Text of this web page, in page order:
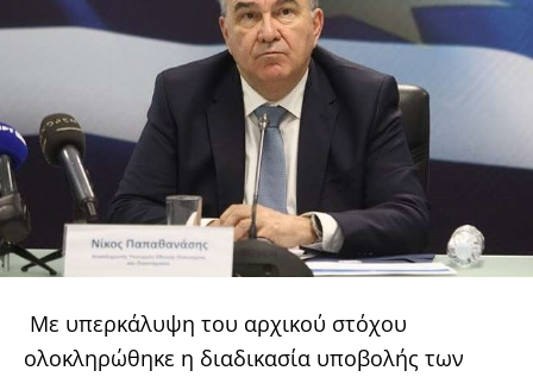
Με υπερκάλυψη του αρχικού στόχου
ολοκληρώθηκε η διαδικασία υποβολής των